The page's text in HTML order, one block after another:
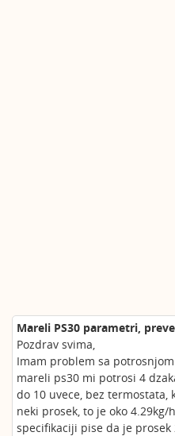
Mareli PS30 parametri,
Pozdrav svima,
Imam problem sa
mareli ps30 mi potrosi 4
do 10 uvece, bez termostata,
neki prosek, to je oko 4.29kg/
specifikaciji pise da je prosek